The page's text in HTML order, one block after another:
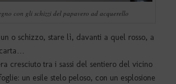
con gli schizzi del papavero ad acquerello
o schizzo, stare lì, davanti a quel rosso, a
cresciuto tra i sassi del sentiero del vicino
un esile stelo peloso, con un esplosione